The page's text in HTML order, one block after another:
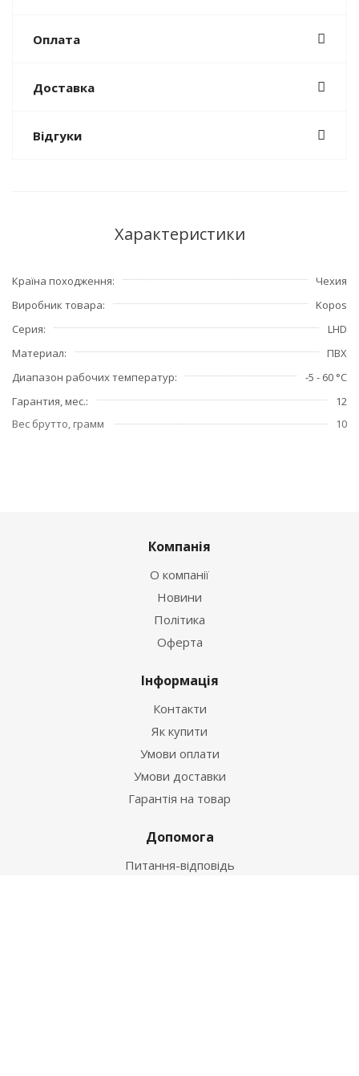
Оплата
Доставка
Відгуки
Характеристики
Країна походження
Чехия
Виробник товара
Kopos
Серия
LHD
Материал
ПВХ
Диапазон рабочих температур
-5 - 60 °C
Гарантия, мес.
12
Вес брутто, грамм
10
Компанія
О компанії
Новини
Політика
Оферта
Інформація
Контакти
Як купити
Умови оплати
Умови доставки
Гарантія на товар
Допомога
Питання-відповідь